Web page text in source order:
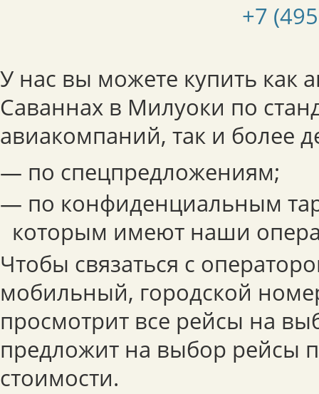
+7
У нас вы можете купить как
Саваннах в Милуоки по
авиакомпаний, так и более
— по спецпредложениям;
— по конфиденциальным
которым имеют наши
Чтобы связаться с
мобильный, городской
просмотрит все рейсы на
предложит на выбор рейсы
стоимости.